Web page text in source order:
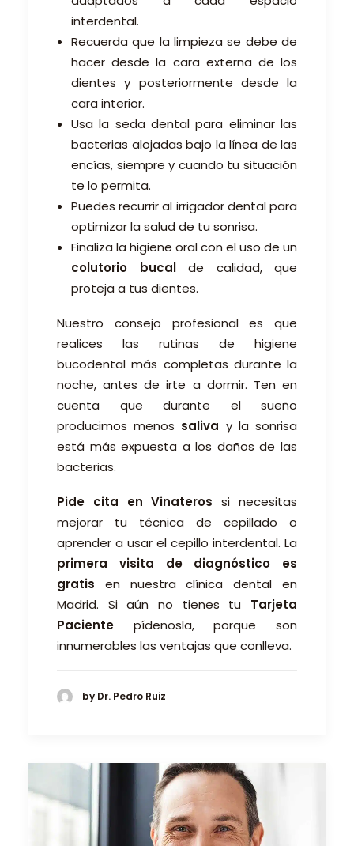
interdental.
Recuerda que la limpieza se debe de
hacer desde la cara externa de los
dientes y posteriormente desde la
cara interior.
Usa la seda dental para eliminar las
bacterias alojadas bajo la línea de las
encías, siempre y cuando tu situación
te lo permita.
Puedes recurrir al irrigador dental para
optimizar la salud de tu sonrisa.
Finaliza la higiene oral con el uso de un
colutorio bucalde calidad, que
proteja a tus dientes.
Nuestro consejo profesional es que
realices las rutinas de higiene
bucodental más completas durante la
noche, antes de irte a dormir. Ten en
cuenta que durante el sueño
producimos menos saliva y la sonrisa
está más expuesta a los daños de las
bacterias.
Pide cita en Vinateros si necesitas
mejorar tu técnica de cepillado o
aprender a usar el cepillo interdental. La
primera visita de diagnóstico es
gratis en nuestra clínica dental en
Madrid. Si aún no tienes tu Tarjeta
Paciente pídenosla, porque son
innumerables las ventajas que conlleva.
by Dr. Pedro Ruiz